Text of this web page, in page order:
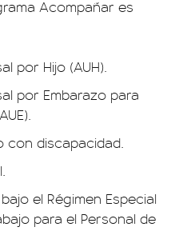
Acompañar es
por Hijo (AUH).
por Embarazo para
con discapacidad.
el Régimen Especial
para el Personal de